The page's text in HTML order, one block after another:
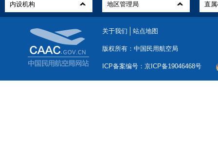
关于我们 站点地图
版权所有：中国民用航空局
ICP备案编号：京ICP备19046468号